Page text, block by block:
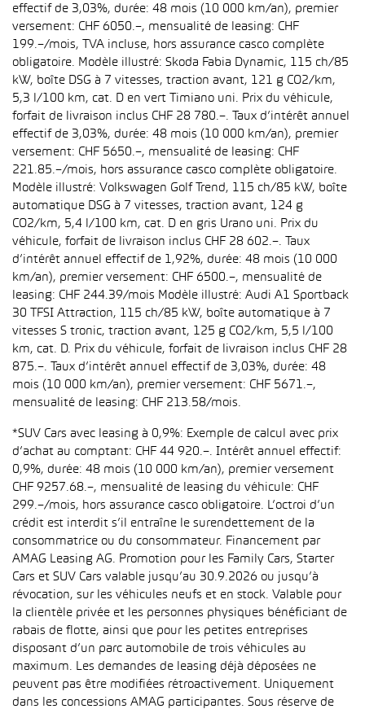
effectif de 3,03%, durée: 48 mois (10 000 km/an), premier
versement: CHF 6050.–, mensualité de leasing: CHF
199.–/mois, TVA incluse, hors assurance casco complète
obligatoire. Modèle illustré: Skoda Fabia Dynamic, 115 ch/85
kW, boîte DSG à 7 vitesses, traction avant, 121 g CO2/km,
5,3 l/100 km, cat. D en vert Timiano uni. Prix du véhicule,
forfait de livraison inclus CHF 28 780.–. Taux d’intérêt annuel
effectif de 3,03%, durée: 48 mois (10 000 km/an), premier
versement: CHF 5650.–, mensualité de leasing: CHF
221.85.–/mois, hors assurance casco complète obligatoire.
Modèle illustré: Volkswagen Golf Trend, 115 ch/85 kW, boîte
automatique DSG à 7 vitesses, traction avant, 124 g
CO2/km, 5,4 l/100 km, cat. D en gris Urano uni. Prix du
véhicule, forfait de livraison inclus CHF 28 602.–. Taux
d’intérêt annuel effectif de 1,92%, durée: 48 mois (10 000
km/an), premier versement: CHF 6500.–, mensualité de
leasing: CHF 244.39/mois Modèle illustré: Audi A1 Sportback
30 TFSI Attraction, 115 ch/85 kW, boîte automatique à 7
vitesses S tronic, traction avant, 125 g CO2/km, 5,5 l/100
km, cat. D. Prix du véhicule, forfait de livraison inclus CHF 28
875.–. Taux d’intérêt annuel effectif de 3,03%, durée: 48
mois (10 000 km/an), premier versement: CHF 5671.–,
mensualité de leasing: CHF 213.58/mois.
*SUV Cars avec leasing à 0,9%: Exemple de calcul avec prix
d’achat au comptant: CHF 44 920.–. Intérêt annuel effectif:
0,9%, durée: 48 mois (10 000 km/an), premier versement
CHF 9257.68.–, mensualité de leasing du véhicule: CHF
299.–/mois, hors assurance casco obligatoire. L’octroi d’un
crédit est interdit s’il entraîne le surendettement de la
consommatrice ou du consommateur. Financement par
AMAG Leasing AG. Promotion pour les Family Cars, Starter
Cars et SUV Cars valable jusqu’au 30.9.2026 ou jusqu’à
révocation, sur les véhicules neufs et en stock. Valable pour
la clientèle privée et les personnes physiques bénéficiant de
rabais de flotte, ainsi que pour les petites entreprises
disposant d’un parc automobile de trois véhicules au
maximum. Les demandes de leasing déjà déposées ne
peuvent pas être modifiées rétroactivement. Uniquement
dans les concessions AMAG participantes. Sous réserve de